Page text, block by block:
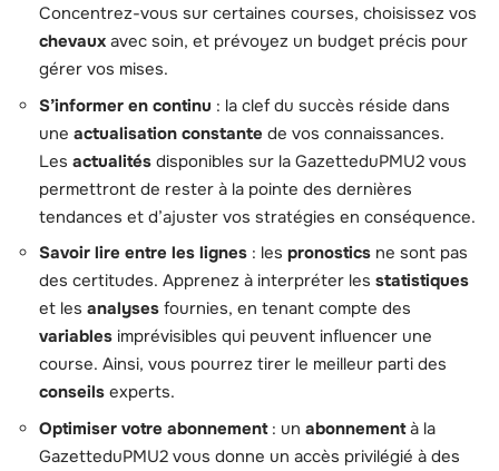
Concentrez-vous sur certaines courses, choisissez vos
chevaux avec soin, et prévoyez un budget précis pour
gérer vos mises.
S’informer en continu : la clef du succès réside dans
une actualisation constante de vos connaissances.
Les actualités disponibles sur la GazetteduPMU2 vous
permettront de rester à la pointe des dernières
tendances et d’ajuster vos stratégies en conséquence.
Savoir lire entre les lignes : les pronostics ne sont pas
des certitudes. Apprenez à interpréter les statistiques
et les analyses fournies, en tenant compte des
variables imprévisibles qui peuvent influencer une
course. Ainsi, vous pourrez tirer le meilleur parti des
conseils experts.
Optimiser votre abonnement: un abonnementà la
GazetteduPMU2 vous donne un accès privilégié à des